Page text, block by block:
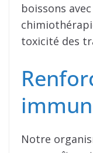
boissons
toxicité des
Notre